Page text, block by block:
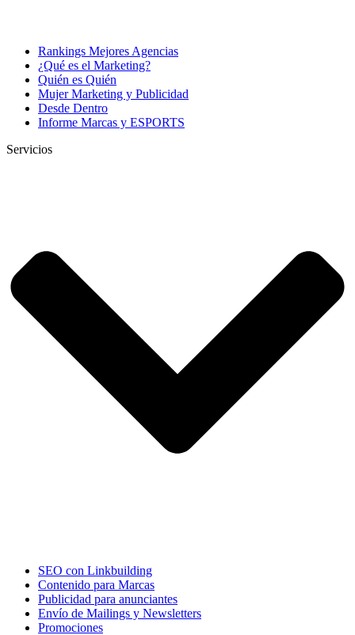
Rankings Mejores Agencias
¿Qué es el Marketing?
Quién es Quién
Mujer Marketing y Publicidad
Desde Dentro
Informe Marcas y ESPORTS
Servicios
SEO con Linkbuilding
Contenido para Marcas
Publicidad para anunciantes
Envío de Mailings y Newsletters
Promociones